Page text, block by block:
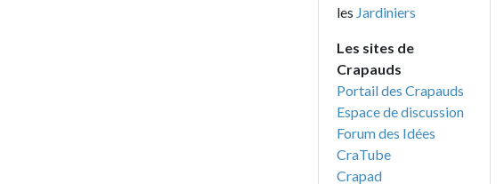
Jardiniers
Les sites de
Crapauds
Portail des Crapauds
Espace de discussion
Forum des Idées